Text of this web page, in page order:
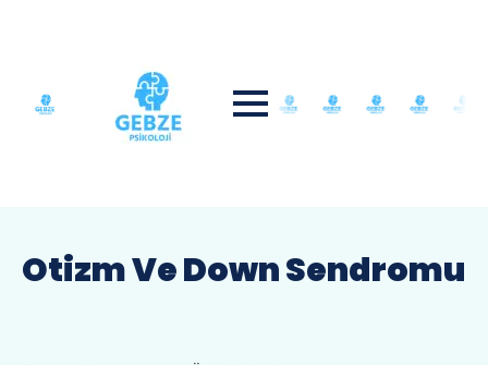
Otizm Ve Down Sendromu